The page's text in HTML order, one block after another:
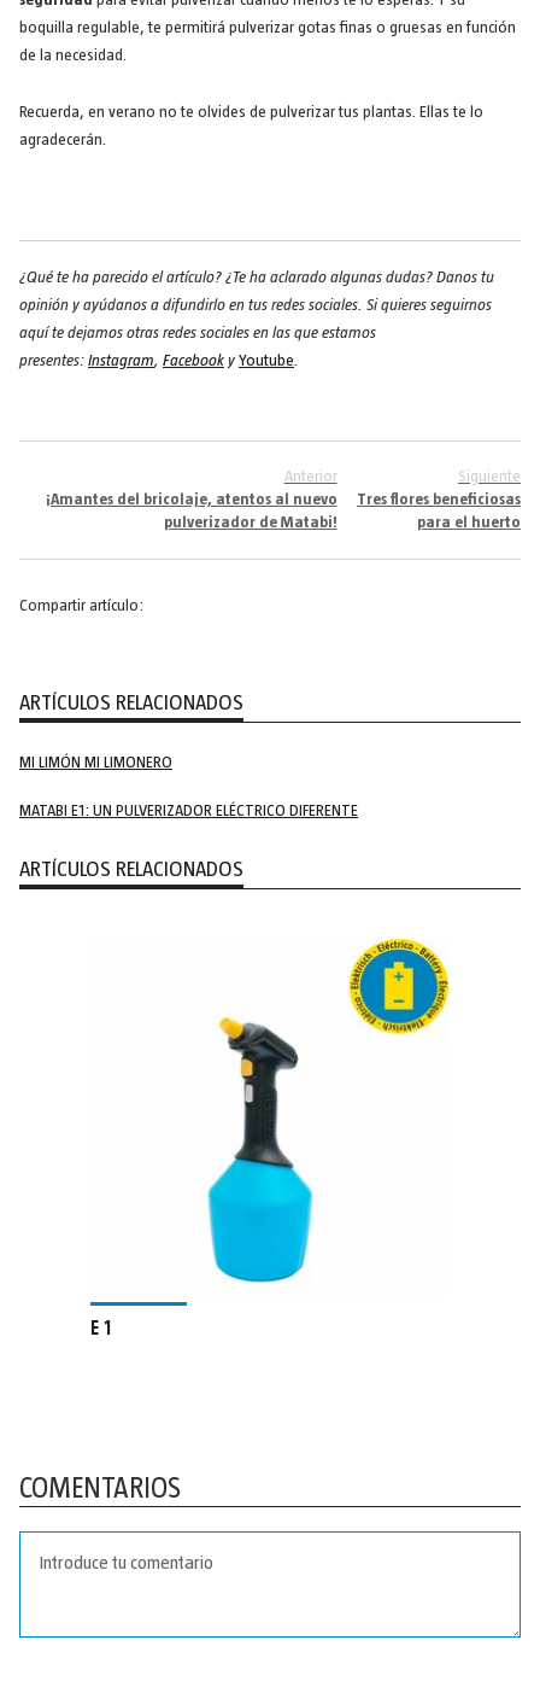
boquilla regulable, te permitirá pulverizar gotas finas o gruesas en función
de la necesidad.
Recuerda, en verano no te olvides de pulverizar tus plantas. Ellas te lo
agradecerán.
¿Qué te ha parecido el artículo? ¿Te ha aclarado algunas dudas? Danos tu
opinión y ayúdanos a difundirlo en tus redes sociales. Si quieres seguirnos
aquí te dejamos otras redes sociales en las que estamos
presentes: Instagram, Facebook y Youtube
Anterior
¡Amantes del bricolaje, atentos al nuevo
pulverizador de Matabi!
Siguiente
Tres flores beneficiosas
para el huerto
Compartir artículo:
ARTÍCULOS RELACIONADOS
MI LIMÓN MI LIMONERO
MATABI E1: UN PULVERIZADOR ELÉCTRICO DIFERENTE
ARTÍCULOS RELACIONADOS
E 1
COMENTARIOS